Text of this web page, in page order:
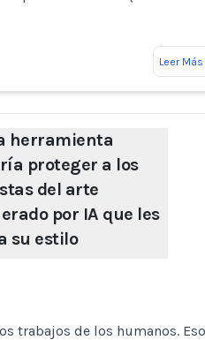
Leer Más
herramienta
proteger a los
del arte
por IA que les
su estilo
trabajos de los humanos. Eso